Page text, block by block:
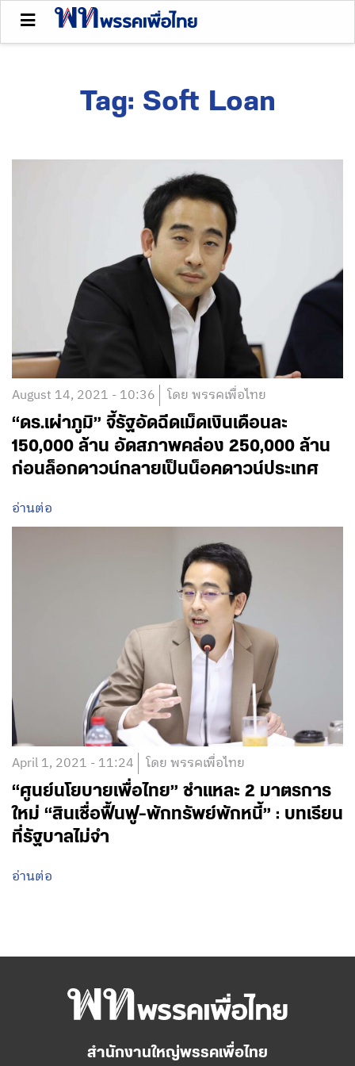
Tag: Soft Loan
August 14, 2021 - 10:36 โดย พรรคเพื่อไทย
“ดร.เผ่าภูมิ” จี้รัฐอัดฉีดเม็ดเงินเดือนละ
150,000 ล้าน อัดสภาพคล่อง 250,000 ล้าน
ก่อนล็อกดาวน์กลายเป็นน็อคดาวน์ประเทศ
อ่านต่อ
April 1, 2021 - 11:24 โดย พรรคเพื่อไทย
“ศูนย์นโยบายเพื่อไทย” ชำแหละ 2 มาตรการ
ใหม่ “สินเชื่อฟื้นฟู-พักทรัพย์พักหนี้” : บทเรียน
ที่รัฐบาลไม่จำ
อ่านต่อ
สำนักงานใหญ่พรรคเพื่อไทย